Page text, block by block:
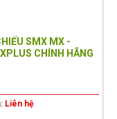
SMX MX -
CHÍNH HÃNG
Liên hệ